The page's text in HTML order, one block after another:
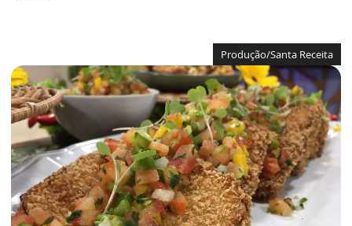
Produção/Santa Receita